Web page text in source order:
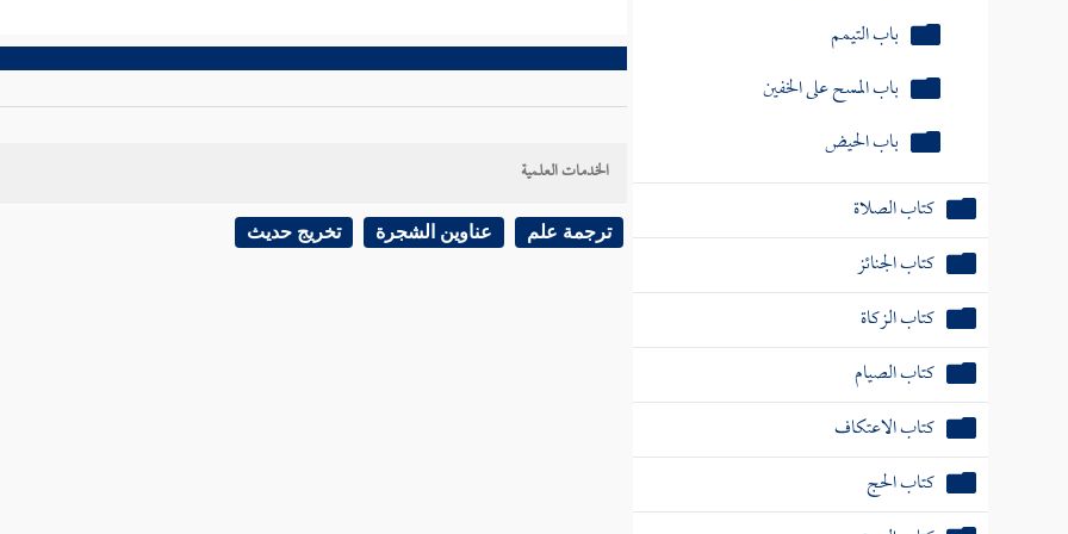
باب المسح على الخفين
باب الحيض
كتاب الجنائز
كتاب الزكاة
كتاب الصيام
كتاب الاعتكاف
كتاب الحج
كتاب البيوع
الخدمات العلمية
ترجمة علم عناوين الشجرة تخريج حديث